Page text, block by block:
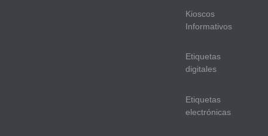
Kioscos
Informativos
Etiquetas
digitales
Etiquetas
electrónicas